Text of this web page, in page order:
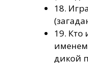
18.
19. Кто
дикой